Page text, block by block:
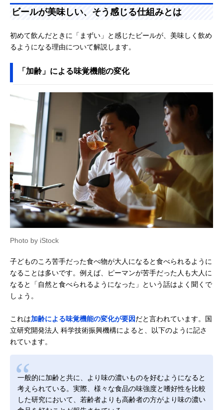
ビールが美味しい、そう感じる仕組みとは
初めて飲んだときに「まずい」と感じたビールが、美味しく飲め
るようになる理由について解説します。
「加齢」による味覚機能の変化
Photo by iStock
子どものころ苦手だった食べ物が大人になると食べられるように
なることは多いです。例えば、ピーマンが苦手だった人も大人に
なると「自然と食べられるようになった」という話はよく聞くで
しょう。
これは加齢による味覚機能の変化が要因だと言われています。国
立研究開発法人 科学技術振興機構によると、以下のように記さ
れています。
一般的に加齢と共に、より味の濃いものを好むようになると
考えられている。実際、様々な食品の味強度と嗜好性を比較
した研究において、若齢者よりも高齢者の方がより味の濃い